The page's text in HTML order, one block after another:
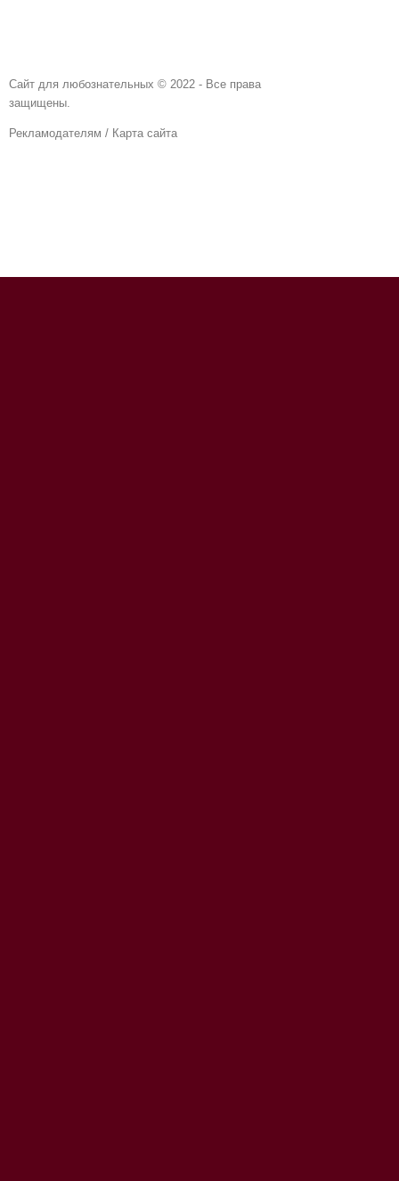
Сайт для любознательных © 2022 - Все права
защищены.
Рекламодателям / Карта сайта